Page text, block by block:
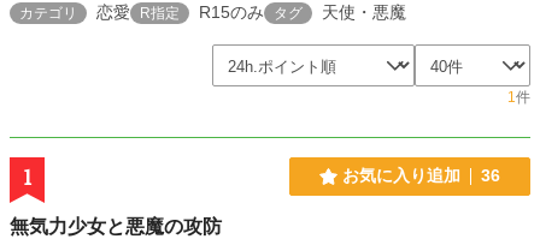
カテゴリ 恋愛 R指定 R15のみ タグ 天使・悪魔
1件
1 お気に入り追加 36
無気力少女と悪魔の攻防